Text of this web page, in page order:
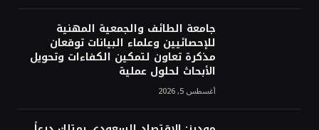
جامعة الطائف والجمعية المهنية
للإحصائيين وعلماء البيانات توقعان
مذكرة تعاون لتمكين الكفاءات وتحويل
الأبحاث لحلول عملية
أغسطس 5, 2026